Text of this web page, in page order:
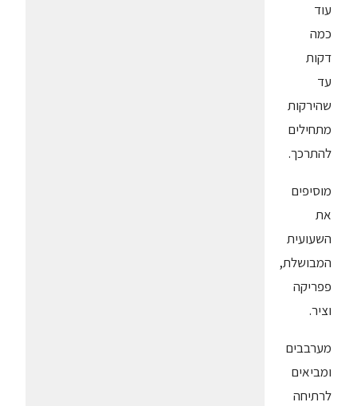
עוד
כמה
דקות
עד
שהירקות
מתחילים
להתרכך.
מוסיפים
את
השעועית
המבושלת,
פפריקה
וציר.
מערבבים
ומביאים
לרתיחה